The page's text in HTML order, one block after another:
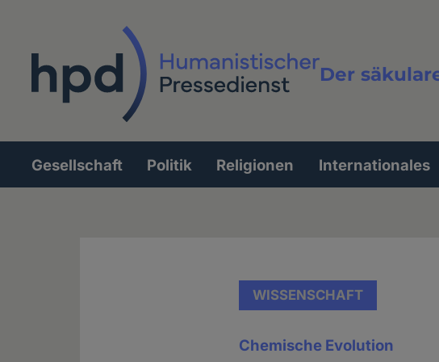
Der
Volltextsuche
Hauptnavigation
Gesellschaft Politik Religionen Internationales
WISSENSCHAFT
Chemische Evolution